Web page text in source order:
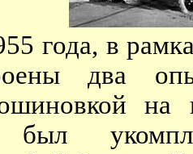
года, в
два
ошиновкой
был